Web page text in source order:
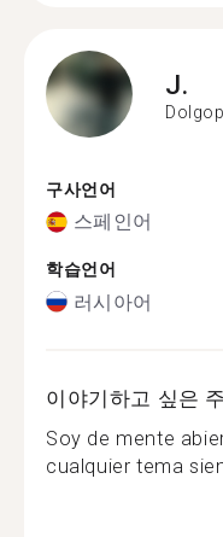
J.
구사언어
스페인어
학습언어
러시아어
이야기하고 싶은
Soy de mente
cualquier tema